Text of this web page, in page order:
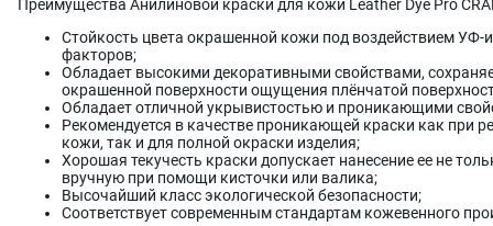
Также вы можете наносить краску равномерными тонкими
аэрограф или краскопульт.
Пневматическое распыление через аэрограф или краскопульт
- Допускается разбавление краски дистиллированной водой;
- Диаметр сопла: 0.5 - 1.2 мм;
- Давление: 1.1 - 8 бар в зависимости от модели аэрографа и
- Сжатый воздух должен быть очищен от воды и масла;
Преимущества Анилиновой краски для кожи Leather Dye Pro
Стойкость цвета окрашенной кожи под воздействием УФ-
факторов;
Обладает высокими декоративными свойствами,
окрашенной поверхности ощущения плёнчатой
Обладает отличной укрывистостью и проникающими
Рекомендуется в качестве проникающей краски как при
кожи, так и для полной окраски изделия;
Хорошая текучесть краски допускает нанесение ее не
вручную при помощи кисточки или валика;
Высочайший класс экологической безопасности;
Соответствует современным стандартам кожевенного